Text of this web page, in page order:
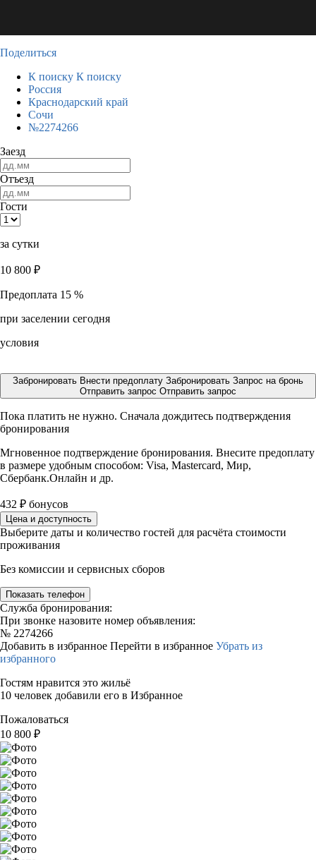
Поделиться
К поиску К поиску
Россия
Краснодарский край
Сочи
№2274266
Заезд
Отъезд
Гости
за сутки
10 800 ₽
Предоплата 15 %
при заселении сегодня
условия
Забронировать Внести предоплату Забронировать Запрос на бронь
Отправить запрос Отправить запрос
Пока платить не нужно. Сначала дождитесь подтверждения
бронирования
Мгновенное подтверждение бронирования. Внесите предоплату
в размере удобным способом: Visa, Mastercard, Мир,
Сбербанк.Онлайн и др.
432 ₽ бонусов
Цена и доступность
Выберите даты и количество гостей для расчёта стоимости
проживания
Без комиссии и сервисных сборов
Показать телефон
Служба бронирования:
При звонке назовите номер объявления:
№ 2274266
Добавить в избранное Перейти в избранное Убрать из
избранного
Гостям нравится это жильё
10 человек добавили его в Избранное
Пожаловаться
10 800 ₽